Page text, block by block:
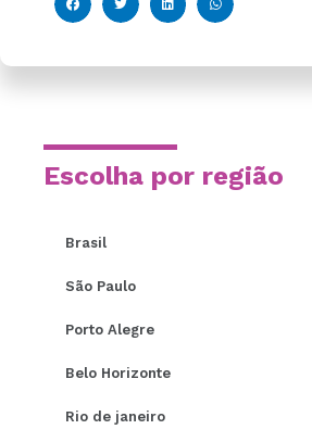
Escolha por região
Brasil
São Paulo
Porto Alegre
Belo Horizonte
Rio de janeiro